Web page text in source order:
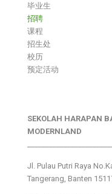
毕业生
招聘
课程
招生处
校历
预定活动
SEKOLAH HARAPAN
MODERNLAND
Jl. Pulau Putri Raya
Tangerang, Banten